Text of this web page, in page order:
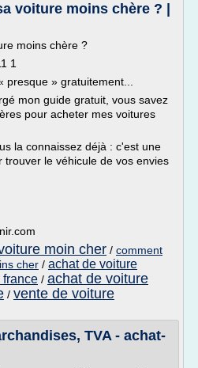
voiture moins chère ? |
moins chère ?
1
» gratuitement...
mon guide gratuit, vous savez
pour acheter mes voitures
la connaissez déjà : c'est une
trouver le véhicule de vos envies
moin cher / comment
cher / achat de voiture
france / achat de voiture
/ vente de voiture
TVA - achat-